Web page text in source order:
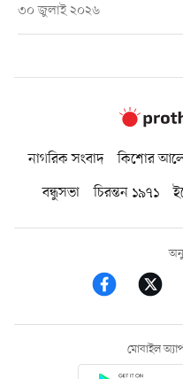
৩০ জুলাই ২০২৬
নাগরিক সংবাদ কিশোর
বন্ধুসভা
চিরন্তন ১৯৭১
মোবাইল